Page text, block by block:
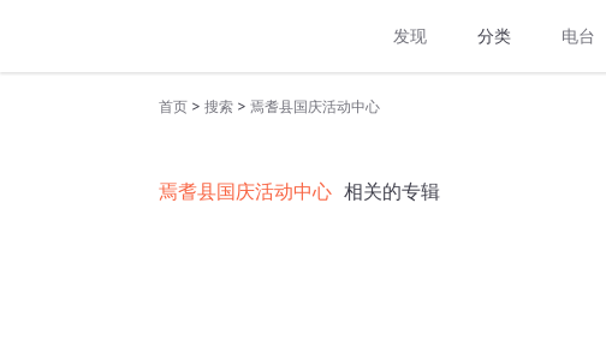
发现 分类 电台
首页 > 搜索 > 焉耆县国庆活动中心
焉耆县国庆活动中心 相关的专辑